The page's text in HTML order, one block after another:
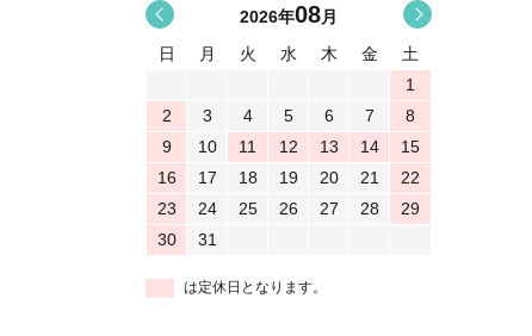
< 2026年08月
日
月 火 水 木 金
土
1
2
3 4 5 6 7
8
9
10 11 12 13 14
15
16
17 18 19 20 21
22
23
24 25 26 27 28
29
30
31
は定休日となります。